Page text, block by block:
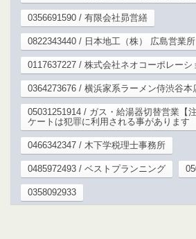
0356691590 / 有限会社昴営繕
0822343440 / 日本地工（株） 広島営業所
0117637227 / 株式会社ネオコーポレーシ
0364273676 / 横浜家系ラーメン侍渋谷本
05031251914 / ガス・給湯器切替営業【
ケートは犯罪に利用される事があります
0466342347 / 木下学税理士事務所
0485972493 / ベストプランニング
0358092933